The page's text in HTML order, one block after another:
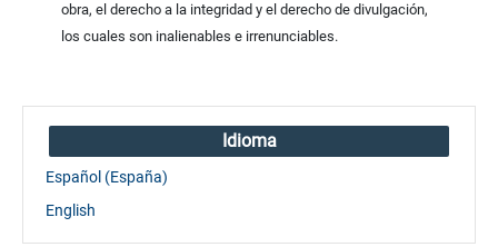
obra, el derecho a la integridad y el derecho de divulgación,
los cuales son inalienables e irrenunciables.
Idioma
Español (España)
English